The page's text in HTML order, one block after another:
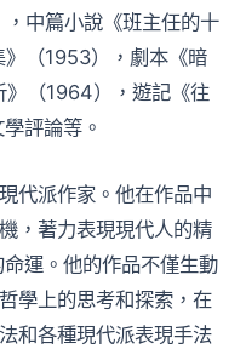
中篇小說《班主任的十
（1953），劇本《暗
（1964），遊記《往
評論等。
代派作家。他在作品中
，著力表現現代人的精
運。他的作品不僅生動
學上的思考和探索，在
和各種現代派表現手法